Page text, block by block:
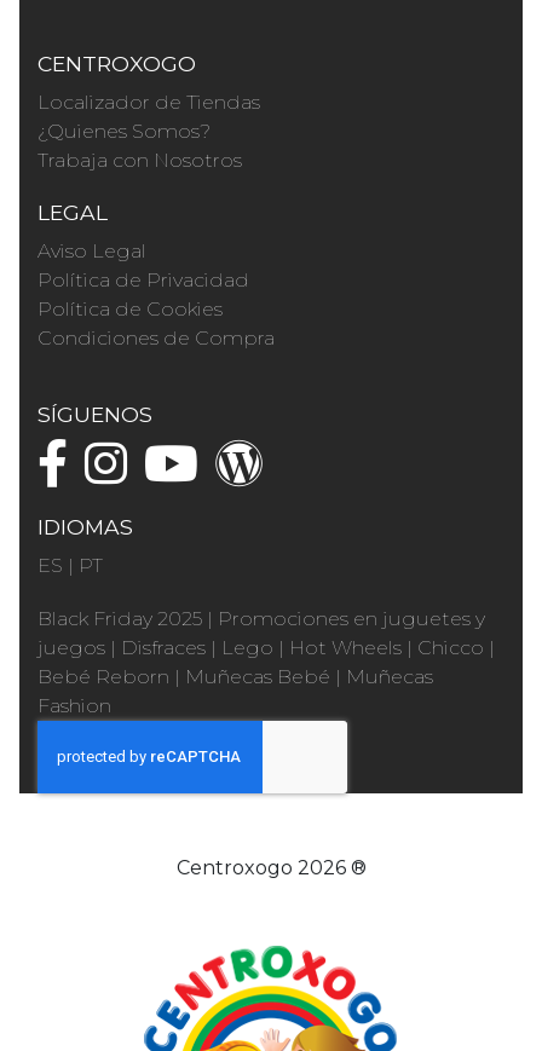
CENTROXOGO
Localizador de Tiendas
¿Quienes Somos?
Trabaja con Nosotros
LEGAL
Aviso Legal
Política de Privacidad
Política de Cookies
Condiciones de Compra
SÍGUENOS
IDIOMAS
ES | PT
Black Friday 2025 | Promociones en juguetes y
juegos | Disfraces | Lego | Hot Wheels | Chicco |
Bebé Reborn | Muñecas Bebé | Muñecas
Fashion
Centroxogo 2026 ®